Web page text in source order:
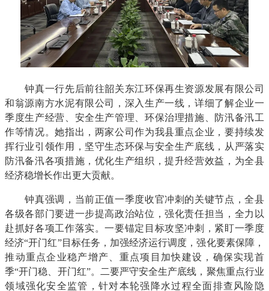
钟真一行先后前往韶关东江环保再生资源发展有限公司
和翁源南方水泥有限公司，深入生产一线，详细了解企业一
季度生产经营、安全生产管理、环保治理措施、防汛备汛工
作等情况。她指出，两家公司作为我县重点企业，要持续发
挥行业引领作用，坚守生态环保与安全生产底线，从严落实
防汛备汛各项措施，优化生产组织，提升经营效益，为全县
经济稳增长作出更大贡献。
钟真强调，当前正值一季度收官冲刺的关键节点，全县
各级各部门要进一步提高政治站位，强化责任担当，全力以
赴抓好各项工作落实。一要锚定目标攻坚冲刺，紧盯一季度
经济“开门红”目标任务，加强经济运行调度，强化要素保障，
推动重点企业稳产增产、重点项目加快建设，确保实现首
季“开门稳、开门红”。二要严守安全生产底线，聚焦重点行业
领域强化安全监管，针对本轮强降水过程全面排查风险隐